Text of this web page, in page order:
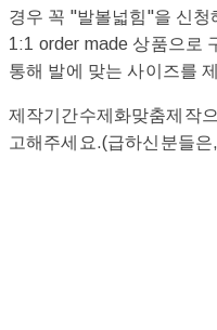
경우 꼭 "발볼넓힘"을 신
1:1 order made 상품으로
통해 발에 맞는 사이즈를
제작기간수제화맞춤제작
고해주세요.(급하신분들